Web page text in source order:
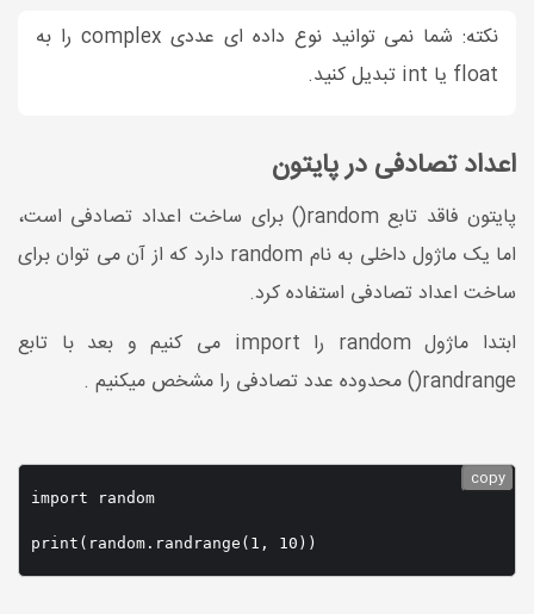
نکته: شما نمی توانید نوع داده ای عددی complex را به
float یا int تبدیل کنید.
اعداد تصادفی در پایتون
پایتون فاقد تابع random() برای ساخت اعداد تصادفی است،
اما یک ماژول داخلی به نام random دارد که از آن می توان برای
ساخت اعداد تصادفی استفاده کرد.
ابتدا ماژول random را import می کنیم و بعد با تابع
randrange() محدوده عدد تصادفی را مشخص میکنیم .
import random
copy